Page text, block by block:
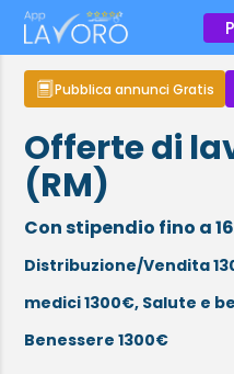
Pubblica annunci Gratis
Offerte di
(RM)
Con stipendio fino a
Distribuzione/Vendita
medici 1300€, Salute e
Benessere 1300€